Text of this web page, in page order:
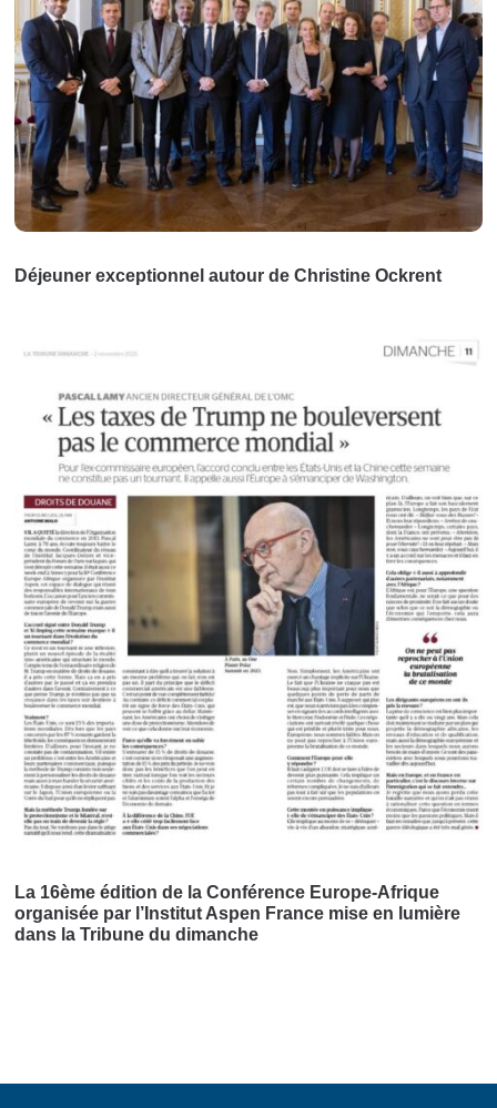
Déjeuner exceptionnel autour de Christine Ockrent
La 16ème édition de la Conférence Europe-Afrique
organisée par l’Institut Aspen France mise en lumière
dans la Tribune du dimanche